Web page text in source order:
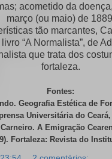
acometido da
março (ou maio) de
tão marcantes,
“A Normalista”, de
que trata dos
fortaleza.
Fontes:
Geografia Estética de
Universitária do Ceará,
A Emigração
Fortaleza: Revista do